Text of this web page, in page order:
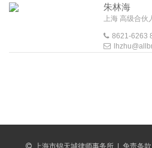
朱林海
上海 高级合
8621-6263
上海市锦天城律师事务所 | 免责条款